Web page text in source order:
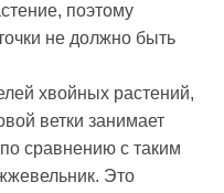
поэтому
не должно быть
хвойных растений,
ветки занимает
сравнению с таким
Это